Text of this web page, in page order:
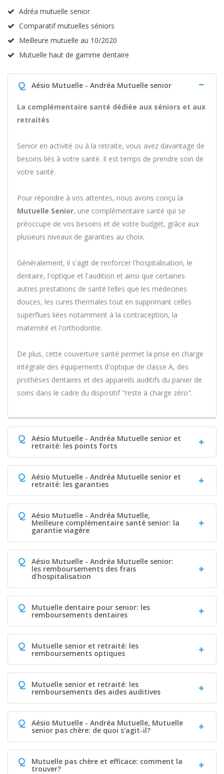
Adréa mutuelle senior
Comparatif mutuelles séniors
Meilleure mutuelle au 10/2020
Mutuelle haut de gamme dentaire
Q Aésio Mutuelle - Andréa Mutuelle senior
La complémentaire santé dédiée aux séniors et aux
retraités
Senior en activité ou à la retraite, vous avez davantage de
besoins liés à votre santé. Il est temps de prendre soin de
votre santé.
Pour répondre à vos attentes, nous avons conçu la
Mutuelle Senior, une complémentaire santé qui se
préoccupe de vos besoins et de votre budget, grâce aux
plusieurs niveaux de garanties au choix.
Généralement, il s'agit de renforcer l'hospitalisation, le
dentaire, l'optique et l'audition et ainsi que certaines
autres prestations de santé telles que les médecines
douces, les cures thermales tout en supprimant celles
superflues liées notamment à la contraception, la
maternité et l'orthodontie.
De plus, cette couverture santé permet la prise en charge
intégrale des équipements d'optique de classe A, des
prothèses dentaires et des appareils auditifs du panier de
soins dans le cadre du dispositif "reste à charge zéro".
Q Aésio Mutuelle - Andréa Mutuelle senior et
retraité: les points forts
Q Aésio Mutuelle - Andréa Mutuelle senior et
retraité: les garanties
Q Aésio Mutuelle - Andréa Mutuelle,
Meilleure complémentaire santé senior: la
garantie viagère
Q Aésio Mutuelle - Andréa Mutuelle senior:
les remboursements des frais
d'hospitalisation
Q Mutuelle dentaire pour senior: les
remboursements dentaires
Q Mutuelle senior et retraité: les
remboursements optiques
Q Mutuelle senior et retraité: les
remboursements des aides auditives
Q Aésio Mutuelle - Andréa Mutuelle, Mutuelle
senior pas chère: de quoi s'agit-il?
Q Mutuelle pas chère et efficace: comment la
trouver?